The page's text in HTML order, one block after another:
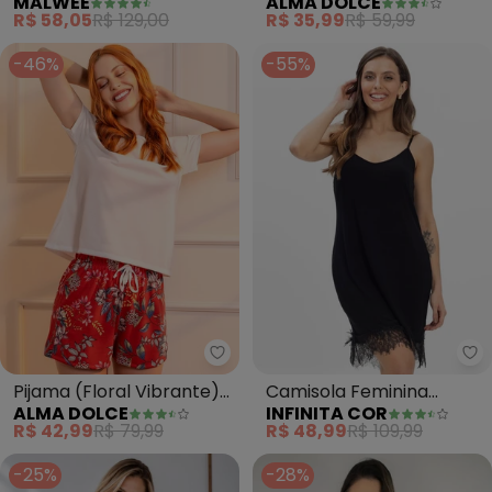
Canelada (Amarelo)
R$ 58,05R$ 129,00
e Renda na Barra Shorts
R$ 35,99R$ 59,99
-46%
Alma Dolce - Pijama (Floral
Pijama (Floral Vibrante)
em Malha
ALMA DOLCE
R$ 42,99R$ 79,99
-55%
Camisola Feminina
(Preto)
INFINITA COR
R$ 48,99R$ 109,99
-25%
-28%